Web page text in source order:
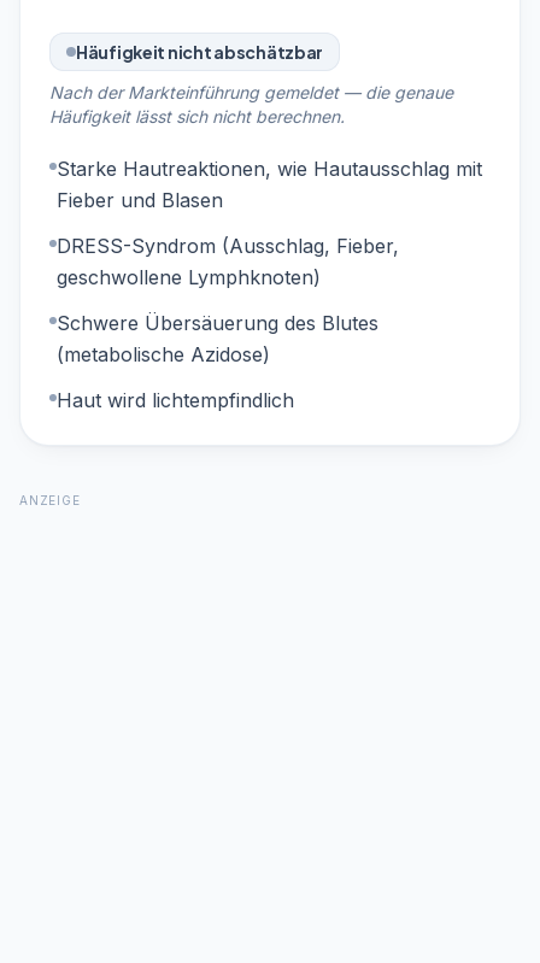
Häufigkeit nicht abschätzbar
Nach der Markteinführung gemeldet — die genaue
Häufigkeit lässt sich nicht berechnen.
Starke Hautreaktionen, wie Hautausschlag mit
Fieber und Blasen
DRESS-Syndrom (Ausschlag, Fieber,
geschwollene Lymphknoten)
Schwere Übersäuerung des Blutes
(metabolische Azidose)
Haut wird lichtempfindlich
ANZEIGE